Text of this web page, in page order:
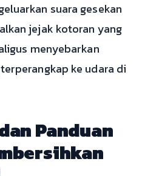
suara gesekan
jejak kotoran yang
menyebarkan
ke udara di
Panduan